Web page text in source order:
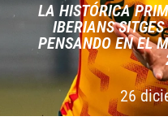
LA HISTÓRICA
IBERIANS
PENSANDO EN EL
26